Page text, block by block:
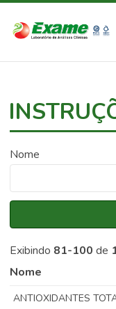
Nome
Exibindo 81-100 de
Nome
ANTIOXIDANTES